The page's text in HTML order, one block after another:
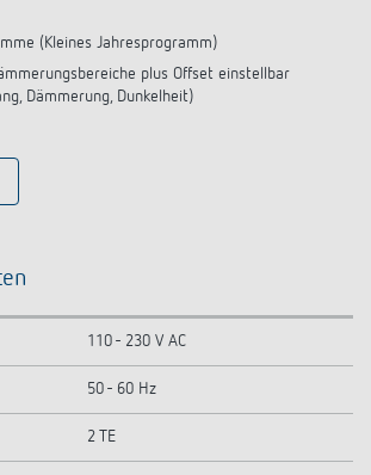
(Kleines Jahresprogramm)
plus Offset einstellbar
Dämmerung, Dunkelheit)
110 - 230 V AC
50 - 60 Hz
2 TE